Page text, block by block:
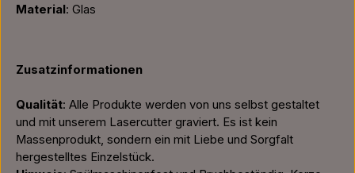
Material: Glas
Zusatzinformationen
Qualität: Alle Produkte werden von uns selbst gestaltet
und mit unserem Lasercutter graviert. Es ist kein
Massenprodukt, sondern ein mit Liebe und Sorgfalt
hergestelltes Einzelstück.